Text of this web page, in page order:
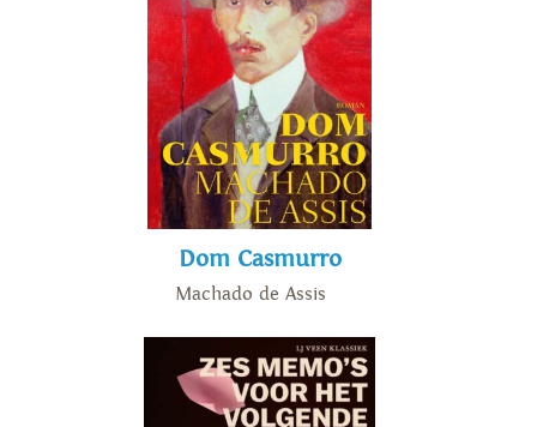
Dom Casmurro
Machado de Assis